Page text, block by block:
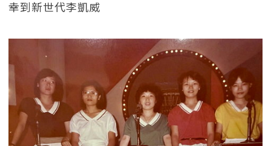
幸到新世代李凱威